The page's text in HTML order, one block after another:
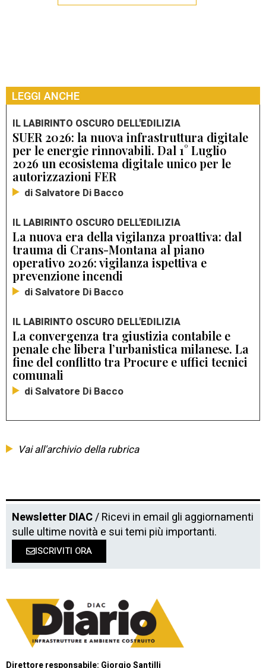
LEGGI ANCHE
IL LABIRINTO OSCURO DELL'EDILIZIA
SUER 2026: la nuova infrastruttura digitale
per le energie rinnovabili. Dal 1° Luglio
2026 un ecosistema digitale unico per le
autorizzazioni FER
di Salvatore Di Bacco
IL LABIRINTO OSCURO DELL'EDILIZIA
La nuova era della vigilanza proattiva: dal
trauma di Crans-Montana al piano
operativo 2026: vigilanza ispettiva e
prevenzione incendi
di Salvatore Di Bacco
IL LABIRINTO OSCURO DELL'EDILIZIA
La convergenza tra giustizia contabile e
penale che libera l’urbanistica milanese. La
fine del conflitto tra Procure e uffici tecnici
comunali
di Salvatore Di Bacco
Vai all'archivio della rubrica
Newsletter DIAC/ Ricevi in email gli aggiornamenti
sulle ultime novità e sui temi più importanti.
ISCRIVITI ORA
Direttore responsabile: Giorgio Santilli